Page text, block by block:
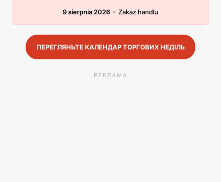
9 sierpnia 2026 - Zakaz handlu
ПЕРЕГЛЯНЬТЕ КАЛЕНДАР ТОРГОВИХ НЕДІЛЬ
РЕКЛАМА